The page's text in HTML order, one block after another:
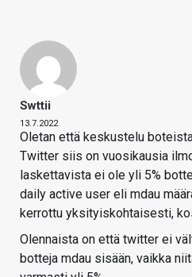
Swttii
13.7.2022
Oletan että keskustelu
Twitter siis on vuosikausia
laskettavista ei ole yli 5%
daily active user eli mdau
kerrottu yksityiskohtaisesti,
Olennaista on että twitter ei
botteja mdau sisään, vaikka